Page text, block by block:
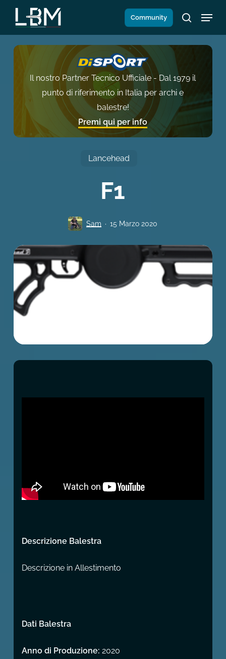
Salta
contenuto
principale
Community
search
Menu
Il nostro Partner Tecnico Ufficiale - Dal 1979 il
punto di riferimento in Italia per archi e
balestre!
Premi qui per info
Lancehead
F1
Sam 15 Marzo 2020
Descrizione Balestra
Descrizione in Allestimento
Dati Balestra
Anno di Produzione: 2020